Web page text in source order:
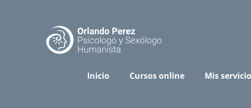
Inicio Cursos online Mis